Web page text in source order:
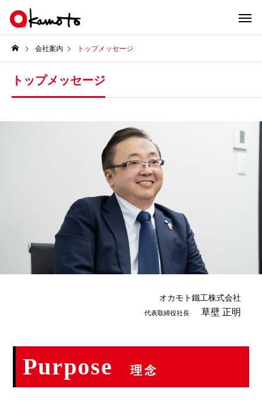
会社案内 トップメッセージ
トップメッセージ
オカモト鐵工株式会社
代表取締役社長 草壁 正明
Purpose 理念